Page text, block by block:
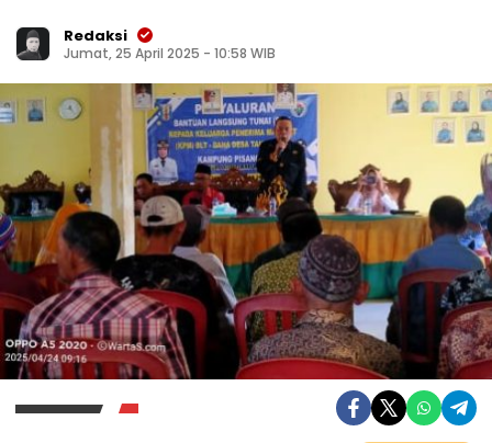
Redaksi
Jumat, 25 April 2025 - 10:58 WIB